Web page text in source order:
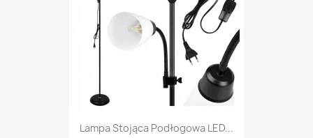
Lampa Stojąca Podłogowa LED...